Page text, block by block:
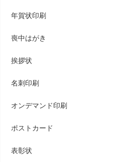
年賀状印刷
喪中はがき
挨拶状
名刺印刷
オンデマンド印刷
ポストカード
表彰状